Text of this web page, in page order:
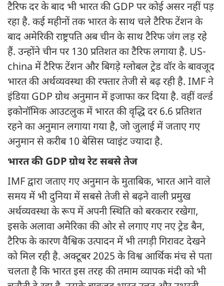
टैरिफ दर के बाद भी भारत की GDP पर कोई असर नहीं पड़
रहा है. कई महीनों तक भारत के साथ चले टैरिफ टेंशन के
बाद अमेरिकी राष्ट्रपति अब चीन के साथ टैरिफ जंग लड़ रहे
हैं. उन्होंने चीन पर 130 प्रतिशत का टैरिफ लगाया है. US-
china में टैरिफ टेंशन और बिगड़े ग्लोबल ट्रेड वॉर के बावजूद
भारत की अर्थव्यवस्था की रफ्तार तेजी से बढ़ रही है. IMF ने
इंडिया GDP ग्रोथ अनुमान में इजाफा कर दिया है. वहीं वर्ल्ड
इकोनॉमिक आउटलुक में भारत की वृद्धि दर 6.6 प्रतिशत
रहने का अनुमान लगाया गया है, जो जुलाई में जताए गए
अनुमान से करीब 10 बेसिस प्वाइंट ज्यादा है.
भारत की GDP ग्रोथ रेट सबसे तेज
IMF द्वारा जताए गए अनुमान के मुताबिक, भारत आने वाले
समय में भी दुनिया में सबसे तेजी से बढ़ने वाली प्रमुख
अर्थव्यवस्था के रूप में अपनी स्थिति को बरकरार रखेगा,
इसके अलावा अमेरिका की ओर से लगाए गए नए ट्रेड बैन,
टैरिफ के कारण वैश्विक उत्पादन में भी तगड़ी गिरावट देखने
को मिल रही है. अक्टूबर 2025 के विश्व आर्थिक मंच से पता
चलता है कि भारत इस तरह की तमाम व्यापक मंदी को भी